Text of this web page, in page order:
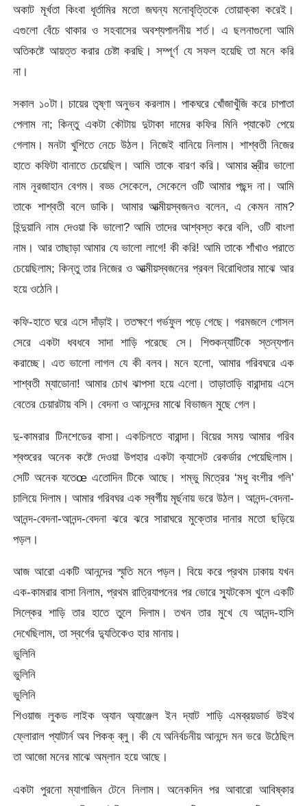
অকাট মূর্খতা কিংবা ধূর্তামির মতো জঘন্য মনোবৃত্তিকে তোয়াক্কা করেই।
এগুলো বেঁচে থাকার ও সহবাসের অবশ্যপালনীয় শর্ত। এ ছলনাগুলো আমি
অতিকষ্টে আয়ত্ত করার চেষ্টা করছি। সম্পূর্ণ যে সফল হয়েছি তা মনে করি
না।
সকাল ১০টা। চায়ের তৃষ্ণা অনুভব করলাম। পাকঘরে খোঁজাখুঁজি করে চাপাতা
পেলাম না; কিন্তু একটা কৌটায় দুটাকা দামের কফির মিনি প্যাকেট পেয়ে
গেলাম। মনটা খুশিতে নেচে উঠল। নিজেই বানিয়ে নিলাম। শাশ্বতী নিজের
হাতে কফিটা বানাতে চেয়েছিল। আমি তাকে বারণ করি। আমার স্ত্রীর ভালো
নাম নূরজাহান বেগম। বড্ড সেকেলে, সেকেলে ওটি আমার পছন্দ না। আমি
তাকে শাশ্বতী বলে ডাকি। আমার আত্মীয়স্বজনও বলেন, এ কেমন নাম?
হিন্দুয়ানি নাম দেওয়া কি ভালো? আমি তাদের আশ্বস্ত করে বলি, ওটি বাংলা
নাম। আর তাছাড়া আমার যে ভালো লাগে! কী করি! আমি তাকে শাঁখাও পরাতে
চেয়েছিলাম; কিন্তু তার নিজের ও আত্মীয়স্বজনের প্রবল বিরোধিতার মাঝে আর
হয়ে ওঠেনি।
কফি-হাতে ঘরে এসে দাঁড়াই। ততক্ষণে গর্ভফুল পড়ে গেছে। গরমজলে গোসল
সেরে একটা ধবধবে সাদা শাড়ি পরেছে সে। শিশুকন্যাটিকে স্তন্যপান
করাচ্ছে। এত ভালো লাগল যে কী বলব। মনে হলো, আমার গরিবঘরে এক
শাশ্বতী ম্যাডোনা! আমার চোখ ঝাপসা হয়ে এলো। তাড়াতাড়ি বারান্দায় এসে
বেতের চেয়ারটায় বসি। বেদনা ও আনন্দের মাঝে বিভাজন মুছে গেল।
দু-কামরার টিনশেডের বাসা। একচিলতে বারান্দা। বিয়ের সময় আমার গরিব
শ্বশুরের অনেক কষ্টে দেওয়া উপহার একটা ক্যাসেট রেকর্ডার পেয়েছিলাম।
সেটি অনেক যতেœ এতোদিন টিকে আছে। শম্ভু মিত্রের ‘মধু বংশীর গলি’
চালিয়ে দিলাম। আমার গরিবঘর এক স্বর্গীয় মূর্ছনায় ভরে উঠল। আনন্দ-বেদনা-
আনন্দ-বেদনা-আনন্দ-বেদনা ঝরে ঝরে সারাঘরে মুক্তোর দানার মতো ছড়িয়ে
পড়ল।
আজ আরো একটি আনন্দের স্মৃতি মনে পড়ল। বিয়ে করে প্রথম ঢাকায় যখন
এক-কামরার বাসা নিলাম, প্রথম রাত্রিযাপনের পর ভোরে স্যুটকেস খুলে একটি
সিল্কের শাড়ি তার হাতে তুলে দিলাম। তখন তার মুখে যে আনন্দ-হাসি
দেখেছিলাম, তা স্বর্গের দ্যুতিকেও হার মানায়।
ভুলিনি
ভুলিনি
ভুলিনি
শিওয়াজ লুকড লাইক অ্যান অ্যাঞ্জেল ইন দ্যাট শাড়ি এমব্রয়ডার্ড উইথ
ফ্লোরাল প্যাটার্ন অব পিকক্ ব্লু। কী যে অনির্বচনীয় আনন্দে মন ভরে উঠেছিল
তা আজো মনের মাঝে অম্লান হয়ে আছে।
একটা পুরনো ম্যাগাজিন টেনে নিলাম। অনেকদিন পর আবারো আবিষ্কার